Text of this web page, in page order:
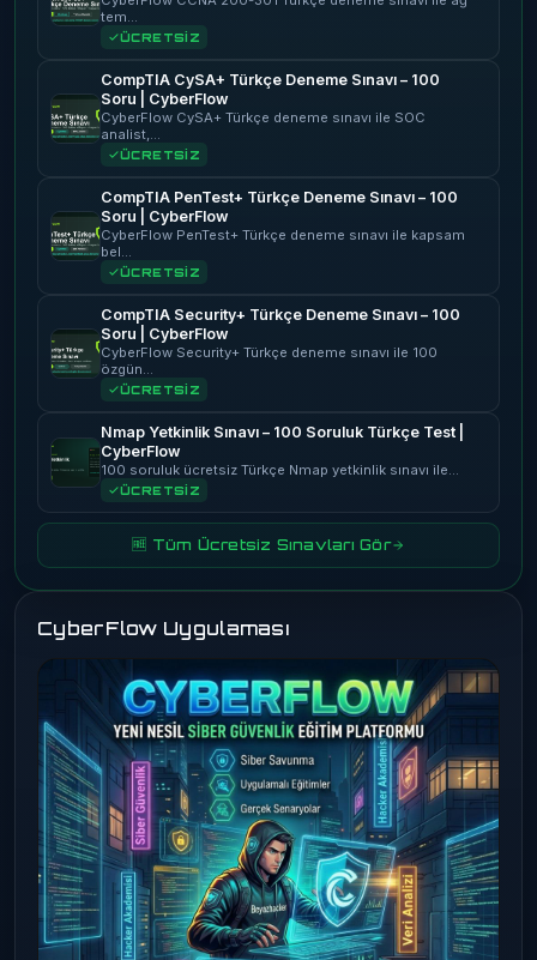
tem…
ÜCRETSİZ
CompTIA CySA+ Türkçe Deneme Sınavı – 100
Soru | CyberFlow
CyberFlow CySA+ Türkçe deneme sınavı ile SOC
analist,…
ÜCRETSİZ
CompTIA PenTest+ Türkçe Deneme Sınavı – 100
Soru | CyberFlow
CyberFlow PenTest+ Türkçe deneme sınavı ile kapsam
bel…
ÜCRETSİZ
CompTIA Security+ Türkçe Deneme Sınavı – 100
Soru | CyberFlow
CyberFlow Security+ Türkçe deneme sınavı ile 100
özgün…
ÜCRETSİZ
Nmap Yetkinlik Sınavı – 100 Soruluk Türkçe Test |
CyberFlow
100 soruluk ücretsiz Türkçe Nmap yetkinlik sınavı ile…
ÜCRETSİZ
🆓 Tüm Ücretsiz Sınavları Gör
CyberFlow Uygulaması